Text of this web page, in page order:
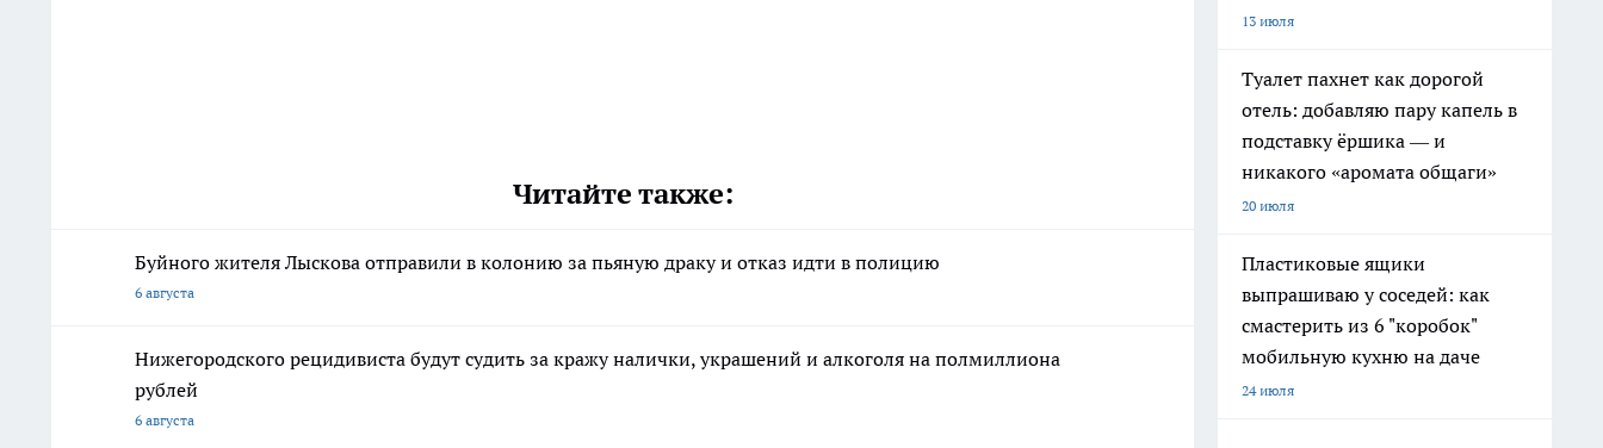
Читайте также:
Буйного жителя Лыскова отправили в колонию за пьяную драку и отказ идти в полицию
6 августа
Нижегородского рецидивиста будут судить за кражу налички, украшений и алкоголя на полмиллиона
рублей
6 августа
13 июля
Туалет пахнет как дорогой
отель: добавляю пару капель в
подставку ёршика — и
никакого «аромата общаги»
20 июля
Пластиковые ящики
выпрашиваю у соседей: как
смастерить из 6 "коробок"
мобильную кухню на даче
24 июля